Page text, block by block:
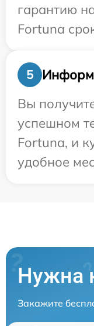
гарантию
Fortuna
5
Вы
успешном
Fortuna, и
удобное
Нужна
Закажите